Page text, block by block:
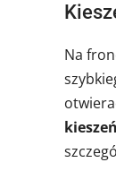
Na